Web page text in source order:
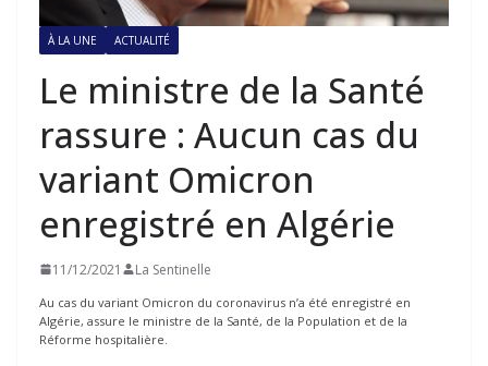
À LA UNE ACTUALITÉ
Le ministre de la Santé
rassure : Aucun cas du
variant Omicron
enregistré en Algérie
11/12/2021 La Sentinelle
Au cas du variant Omicron du coronavirus n’a été enregistré en
Algérie, assure le ministre de la Santé, de la Population et de la
Réforme hospitalière.